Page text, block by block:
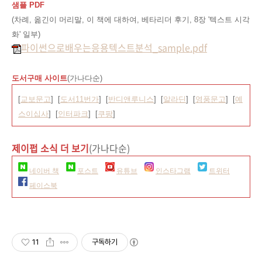
샘플 PDF
(차례, 옮긴이 머리말, 이 책에 대하여, 베타리더 후기, 8장 '텍스트 시각
화' 일부)
파이썬으로배우는응용텍스트분석_sample.pdf
도서구매 사이트(가나다순)
[교보문고] [도서11번가] [반디앤루니스] [알라딘] [영풍문고] [예
스이십사] [인터파크] [쿠팡]
제이펍 소식 더 보기(가나다순)
네이버 책 포스트 유튜브 인스타그램
트위터
페이스북
11 구독하기